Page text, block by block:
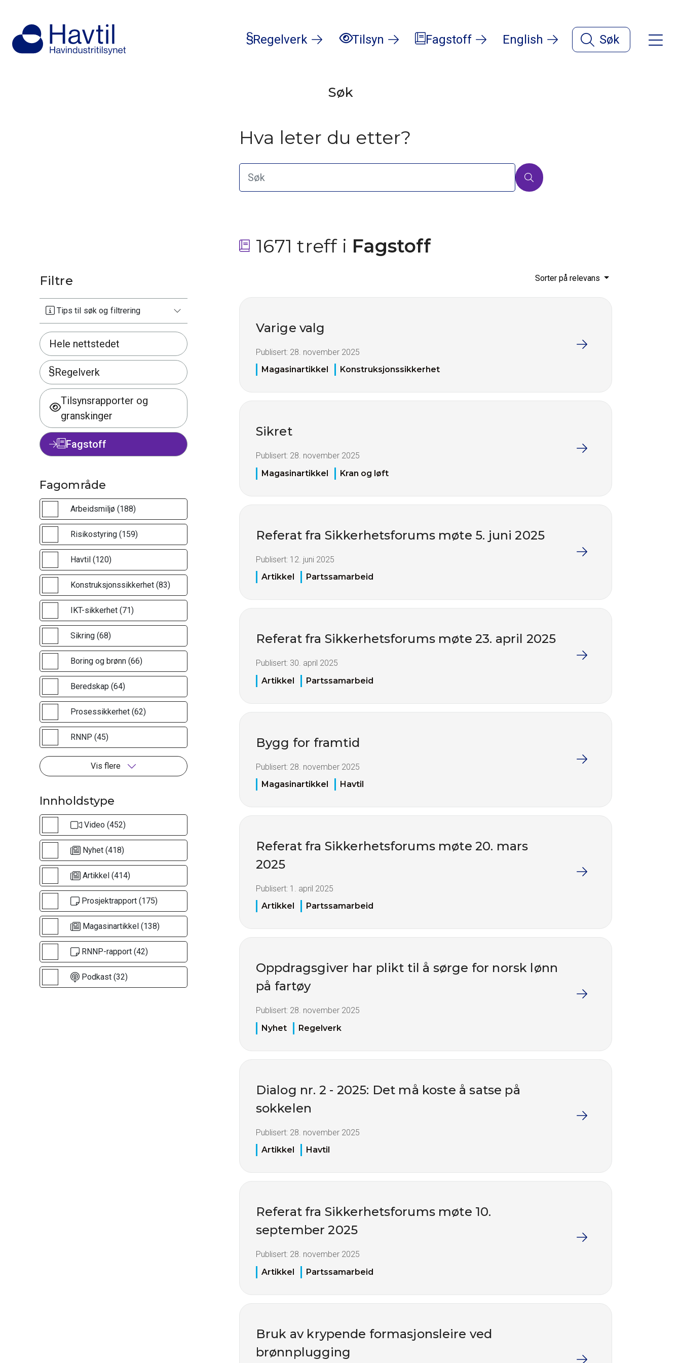
Regelverk Tilsyn Fagstoff English Søk
Søk
Hva leter du etter?
1671 treff i Fagstoff
Filtre
Tips til søk og filtrering
Hele nettstedet
Regelverk
Tilsynsrapporter og
granskinger
Fagstoff
Fagområde
Arbeidsmiljø (188)
Risikostyring (159)
Havtil (120)
Konstruksjonssikkerhet (83)
IKT-sikkerhet (71)
Sikring (68)
Boring og brønn (66)
Beredskap (64)
Prosessikkerhet (62)
RNNP (45)
Vis flere
Innholdstype
Video (452)
Nyhet (418)
Artikkel (414)
Prosjektrapport (175)
Magasinartikkel (138)
RNNP-rapport (42)
Podkast (32)
Sorter på relevans
Varige valg
Publisert: 28. november 2025
Magasinartikkel
Konstruksjonssikkerhet
Sikret
Publisert: 28. november 2025
Magasinartikkel
Kran og løft
Referat fra Sikkerhetsforums møte 5. juni 2025
Publisert: 12. juni 2025
Artikkel
Partssamarbeid
Referat fra Sikkerhetsforums møte 23. april 2025
Publisert: 30. april 2025
Artikkel
Partssamarbeid
Bygg for framtid
Publisert: 28. november 2025
Magasinartikkel
Havtil
Referat fra Sikkerhetsforums møte 20. mars
2025
Publisert: 1. april 2025
Artikkel
Partssamarbeid
Oppdragsgiver har plikt til å sørge for norsk lønn
på fartøy
Publisert: 28. november 2025
Nyhet
Regelverk
Dialog nr. 2 - 2025: Det må koste å satse på
sokkelen
Publisert: 28. november 2025
Artikkel
Havtil
Referat fra Sikkerhetsforums møte 10.
september 2025
Publisert: 28. november 2025
Artikkel
Partssamarbeid
Bruk av krypende formasjonsleire ved
brønnplugging